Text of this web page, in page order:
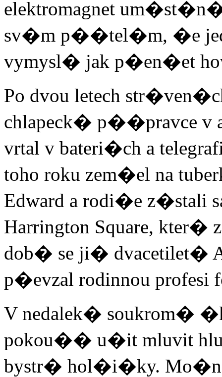
elektromagnet
sv�m p��tel�m, �e
vymysl� jak p�en�et
Po dvou letech
chlapeck� p��pravce v
vrtal v bateri�ch a
toho roku zem�el na
Edward a rodi�e z�stali
Harrington Square,
dob� se ji� dvacetilet�
p�evzal rodinnou
V nedalek� soukrom�
pokou�� u�it mluvit
bystr� hol�i�ky.